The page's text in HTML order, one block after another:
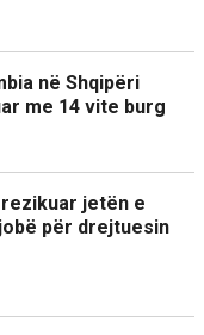
në Shqipëri
me 14 vite burg
jetën e
për drejtuesin